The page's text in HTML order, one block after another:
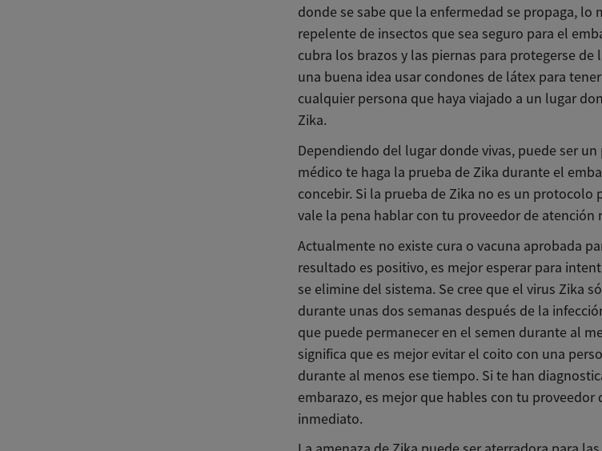
donde se sabe que la enfermedad se propaga, lo
repelente de insectos que sea seguro para el
cubra los brazos y las piernas para protegerse de
una buena idea usar condones de látex para
cualquier persona que haya viajado a un lugar
Zika.
Dependiendo del lugar donde vivas, puede ser
médico te haga la prueba de Zika durante el
concebir. Si la prueba de Zika no es un protocolo
vale la pena hablar con tu proveedor de atención
Actualmente no existe cura o vacuna aprobada
resultado es positivo, es mejor esperar para
se elimine del sistema. Se cree que el virus Zika
durante unas dos semanas después de la
que puede permanecer en el semen durante al
significa que es mejor evitar el coito con una
durante al menos ese tiempo. Si te han
embarazo, es mejor que hables con tu proveedor
inmediato.